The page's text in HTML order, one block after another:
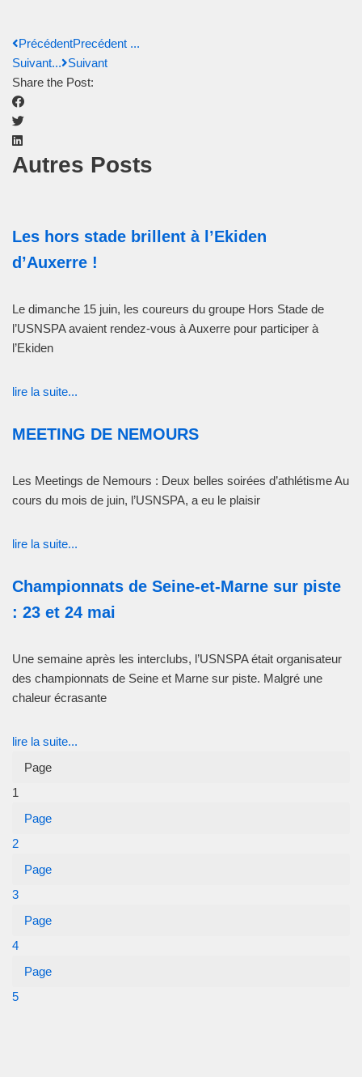
PrécédentPrecédent ...
Suivant... Suivant
Share the Post:
Autres Posts
Les hors stade brillent à l’Ekiden
d’Auxerre !
Le dimanche 15 juin, les coureurs du groupe Hors Stade de
l’USNSPA avaient rendez-vous à Auxerre pour participer à
l’Ekiden
lire la suite...
MEETING DE NEMOURS
Les Meetings de Nemours : Deux belles soirées d’athlétisme Au
cours du mois de juin, l’USNSPA, a eu le plaisir
lire la suite...
Championnats de Seine-et-Marne sur piste
: 23 et 24 mai
Une semaine après les interclubs, l’USNSPA était organisateur
des championnats de Seine et Marne sur piste. Malgré une
chaleur écrasante
lire la suite...
Page
1
Page
2
Page
3
Page
4
Page
5